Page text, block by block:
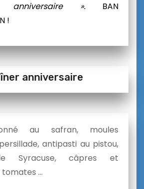
anniversaire ». BAN
!
anniversaire
au safran, moules
antipasti au pistou,
Syracuse, câpres et
…